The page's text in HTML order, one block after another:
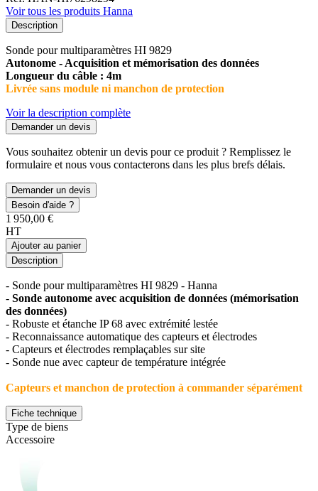
Voir tous les produits Hanna
Description
Sonde pour multiparamètres HI 9829
Autonome - Acquisition et mémorisation des données
Longueur du câble : 4m
Livrée sans module ni manchon de protection
Voir la description complète
Demander un devis
Vous souhaitez obtenir un devis pour ce produit ? Remplissez le
formulaire et nous vous contacterons dans les plus brefs délais.
Demander un devis
Besoin d'aide ?
1 950,00 €
HT
Ajouter au panier
Description
- Sonde pour multiparamètres HI 9829 - Hanna
- Sonde autonome avec acquisition de données (mémorisation
des données)
- Robuste et étanche IP 68 avec extrémité lestée
- Reconnaissance automatique des capteurs et électrodes
- Capteurs et électrodes remplaçables sur site
- Sonde nue avec capteur de température intégrée
Capteurs et manchon de protection à commander séparément
Fiche technique
Type de biens
Accessoire